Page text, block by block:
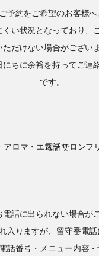
ご予約をご希望のお客様へ
い状況となっており、
ただけない場合がござい
にちに余裕を持ってご連
です。
話に出られない場合が
入りますが、留守番電話
話番号・メニュー内容・